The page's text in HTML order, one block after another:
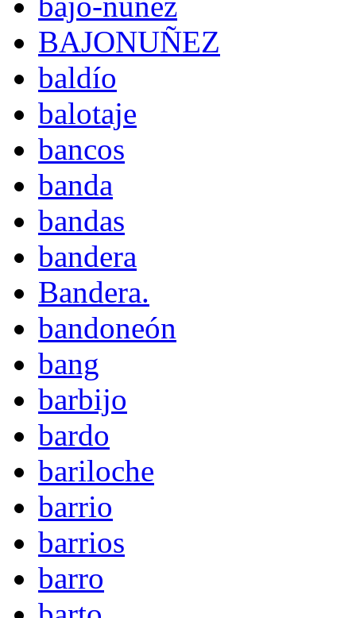
BAJONUÑEZ
baldío
balotaje
bancos
banda
bandas
bandera
Bandera.
bandoneón
bang
barbijo
bardo
bariloche
barrio
barrios
barro